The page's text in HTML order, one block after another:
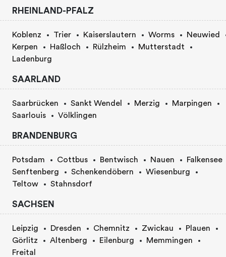
RHEINLAND-PFALZ
Koblenz Trier Kaiserslautern Worms
Neuwied
Kerpen
Haßloch Rülzheim
Mutterstadt
Ladenburg
SAARLAND
Saarbrücken Sankt Wendel Merzig
Marpingen
Saarlouis
Völklingen
BRANDENBURG
Potsdam Cottbus Bentwisch Nauen
Falkensee
Senftenberg
Schenkendöbern
Wiesenburg
Teltow
Stahnsdorf
SACHSEN
Leipzig Dresden Chemnitz Zwickau
Plauen
Görlitz
Altenberg Eilenburg
Memmingen
Freital